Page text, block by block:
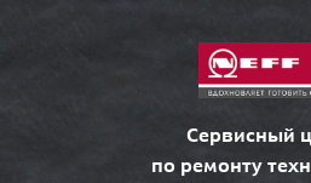
Сервисный
по ремонту